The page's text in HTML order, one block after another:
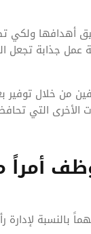
أهدافها ولكي
عمل جذابة
من خلال توفير
الأخرى التي
بالنسبة لإدارة